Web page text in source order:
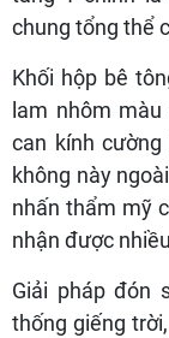
chung tổng thể
Khối hộp bê
lam nhôm
can kính
không này
nhấn thẩm mỹ
nhận được
Giải pháp đón
thống giếng